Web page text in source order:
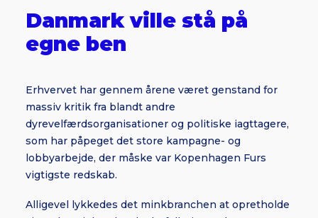
Danmark ville stå på
egne ben
Erhvervet har gennem årene været genstand for
massiv kritik fra blandt andre
dyrevelfærdsorganisationer og politiske iagttagere,
som har påpeget det store kampagne- og
lobbyarbejde, der måske var Kopenhagen Furs
vigtigste redskab.
Alligevel lykkedes det minkbranchen at opretholde